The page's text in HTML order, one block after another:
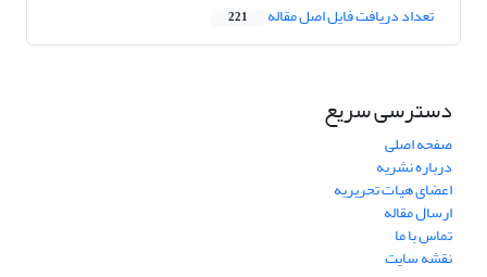
تعداد دریافت فایل اصل مقاله 221
دسترسی سریع
صفحه اصلی
درباره نشریه
اعضای هیات تحریریه
ارسال مقاله
تماس با ما
نقشه سایت